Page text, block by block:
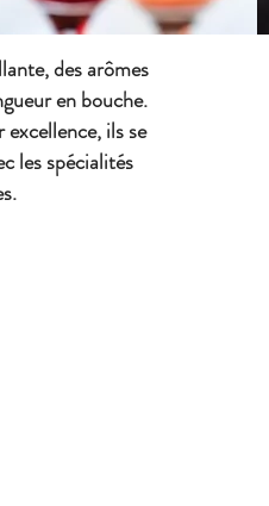
des arômes
en bouche.
ils se
les spécialités